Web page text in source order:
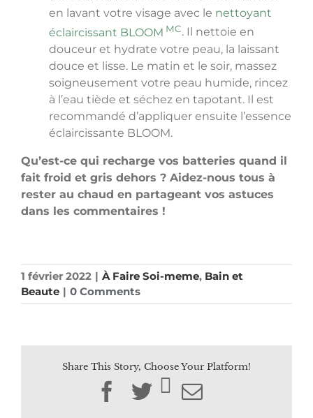
en lavant votre visage avec le nettoyant
éclaircissant BLOOM MC. Il nettoie en
douceur et hydrate votre peau, la laissant
douce et lisse. Le matin et le soir, massez
soigneusement votre peau humide, rincez
à l’eau tiède et séchez en tapotant. Il est
recommandé d’appliquer ensuite l’essence
éclaircissante BLOOM.
Qu’est-ce qui recharge vos batteries quand il
fait froid et gris dehors ? Aidez-nous tous à
rester au chaud en partageant vos astuces
dans les commentaires !
1 février 2022 | À Faire Soi-meme, Bain et
Beaute | 0 Comments
Share This Story, Choose Your Platform!
Facebook
TwitterEmail